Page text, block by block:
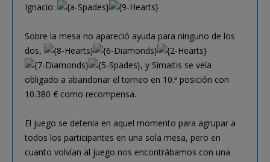
Ignacio:
Sobre la mesa no apareció ayuda para ninguno de los
dos,
, y Simaitis se veía
obligado a abandonar el torneo en 10.ª posición con
10.380 € como recompensa.
El juego se detenía en aquel momento para agrupar a
todos los participantes en una sola mesa, pero en
cuanto volvían al juego nos encontrábamos con una